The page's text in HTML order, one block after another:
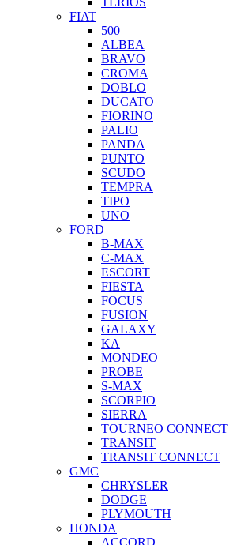
FIAT
500
ALBEA
BRAVO
CROMA
DOBLO
DUCATO
FIORINO
PALIO
PANDA
PUNTO
SCUDO
TEMPRA
TIPO
UNO
FORD
B-MAX
C-MAX
ESCORT
FIESTA
FOCUS
FUSION
GALAXY
KA
MONDEO
PROBE
S-MAX
SCORPIO
SIERRA
TOURNEO CONNECT
TRANSIT
TRANSIT CONNECT
GMC
CHRYSLER
DODGE
PLYMOUTH
HONDA
ACCORD